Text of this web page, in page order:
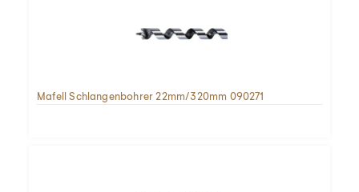
Mafell Schlangenbohrer 22mm/320mm 090271